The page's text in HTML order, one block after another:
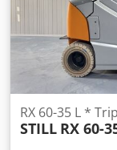
RX 60-35 L *
STILL RX 60-